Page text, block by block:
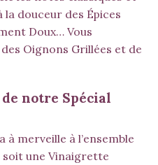
douceur des Épices
Doux… Vous
Oignons Grillées et de
notre Spécial
à merveille à l’ensemble
soit une Vinaigrette